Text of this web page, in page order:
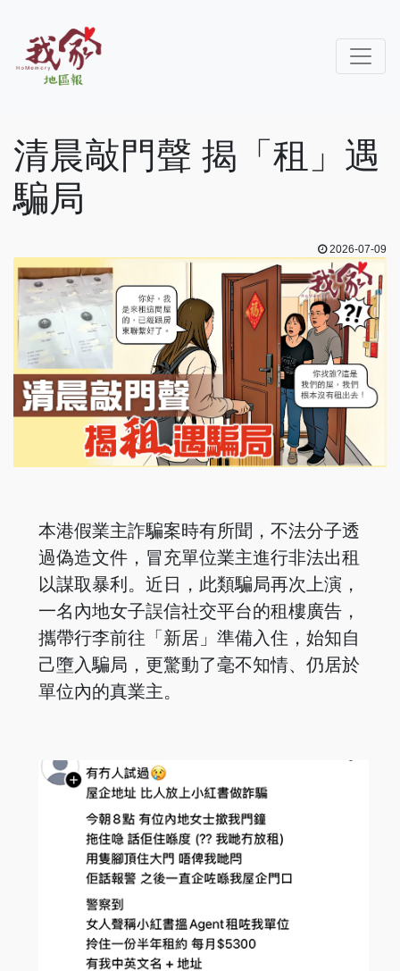
清晨敲門聲 揭「租」遇
騙局
2026-07-09
本港假業主詐騙案時有所聞，不法分子透
過偽造文件，冒充單位業主進行非法出租
以謀取暴利。近日，此類騙局再次上演，
一名內地女子誤信社交平台的租樓廣告，
攜帶行李前往「新居」準備入住，始知自
己墮入騙局，更驚動了毫不知情、仍居於
單位內的真業主。